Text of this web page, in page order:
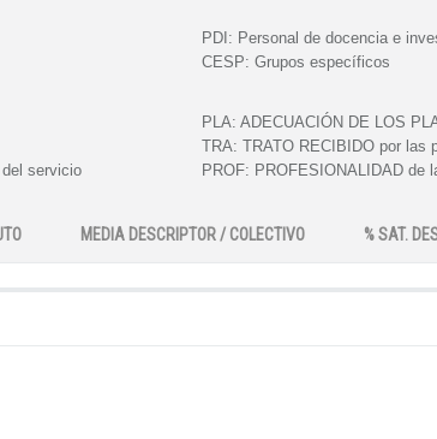
PDI: Personal de docencia e
CESP: Grupos específicos
servicio
PLA: ADECUACIÓN DE LOS
TRA: TRATO RECIBIDO por las
PROF: PROFESIONALIDAD de
MEDIA DESCRIPTOR / COLECTIVO % SAT.